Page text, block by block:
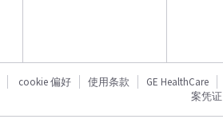
cookie 偏好 使用条款 GE HealthCare
案凭证